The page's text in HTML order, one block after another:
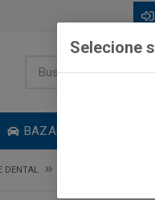
BAZAR
DENTAL CREME DENTAL
Selecione